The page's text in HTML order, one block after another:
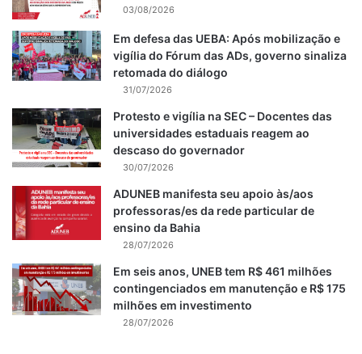
03/08/2026
Em defesa das UEBA: Após mobilização e
vigília do Fórum das ADs, governo sinaliza
retomada do diálogo
31/07/2026
Protesto e vigília na SEC – Docentes das
universidades estaduais reagem ao
descaso do governador
30/07/2026
ADUNEB manifesta seu apoio às/aos
professoras/es da rede particular de
ensino da Bahia
28/07/2026
Em seis anos, UNEB tem R$ 461 milhões
contingenciados em manutenção e R$ 175
milhões em investimento
28/07/2026